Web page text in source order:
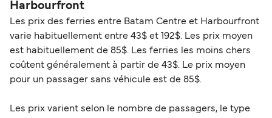
Harbourfront
Les prix des ferries entre Batam Centre et Harbourfront
varie habituellement entre 43$ et 192$. Les prix moyen
est habituellement de 85$. Les ferries les moins chers
coûtent généralement à partir de 43$. Le prix moyen
pour un passager sans véhicule est de 85$.
Les prix varient selon le nombre de passagers, le type